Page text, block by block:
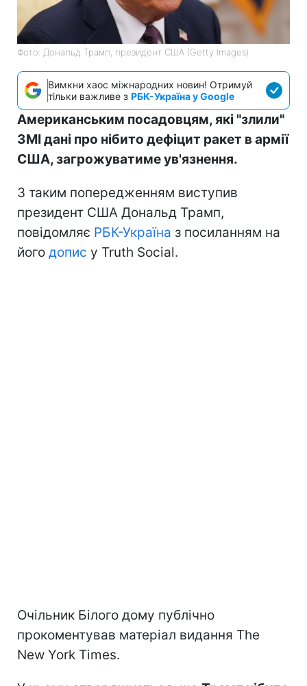
Фото: Дональд Трамп, президент США (Getty Images)
Вимкни хаос міжнародних новин! Отримуй
тільки важливе з РБК-Україна у Google
Американським посадовцям, які "злили"
ЗМІ дані про нібито дефіцит ракет в армії
США, загрожуватиме ув'язнення.
З таким попередженням виступив
президент США Дональд Трамп,
повідомляє РБК-Україна з посиланням на
його допис у Truth Social.
Очільник Білого дому публічно
прокоментував матеріал видання The
New York Times.